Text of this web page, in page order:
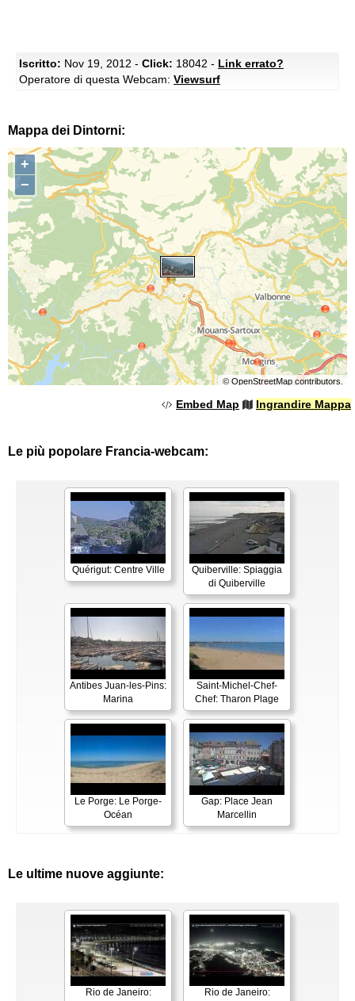
Iscritto: Nov 19, 2012 - Click: 18042 - Link errato?
Operatore di questa Webcam: Viewsurf
Mappa dei Dintorni:
+
−
© OpenStreetMapcontributors.
Embed Map Ingrandire Mappa
Le più popolare Francia-webcam:
Quérigut: Centre Ville
Quiberville: Spiaggia
di Quiberville
Antibes Juan-les-Pins:
Marina
Saint-Michel-Chef-
Chef: Tharon Plage
Le Porge: Le Porge-
Océan
Gap: Place Jean
Marcellin
Le ultime nuove aggiunte:
Rio de Janeiro:
Rio de Janeiro: